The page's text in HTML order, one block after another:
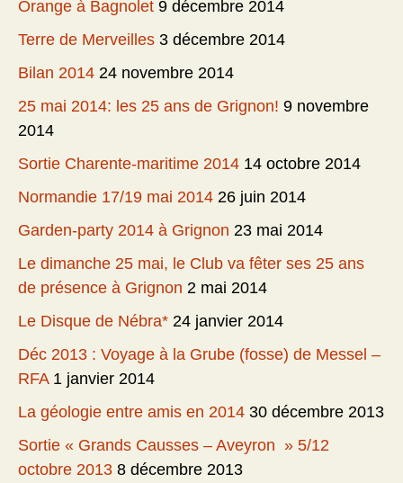
Orange à Bagnolet 9 décembre 2014
Terre de Merveilles 3 décembre 2014
Bilan 2014 24 novembre 2014
25 mai 2014: les 25 ans de Grignon! 9 novembre
2014
Sortie Charente-maritime 2014 14 octobre 2014
Normandie 17/19 mai 2014 26 juin 2014
Garden-party 2014 à Grignon 23 mai 2014
Le dimanche 25 mai, le Club va fêter ses 25 ans
de présence à Grignon 2 mai 2014
Le Disque de Nébra* 24 janvier 2014
Déc 2013 : Voyage à la Grube (fosse) de Messel –
RFA 1 janvier 2014
La géologie entre amis en 2014 30 décembre 2013
Sortie « Grands Causses – Aveyron » 5/12
octobre 2013 8 décembre 2013